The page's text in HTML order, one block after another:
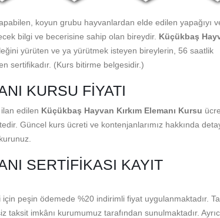
koyun grubu hayvanlardan elde edilen yapağıyı
bilgi ve becerisine sahip olan bireydir. Küçükbaş
yürüten ve ya yürütmek isteyen bireylerin, 56 saatlik
sertifikadır. (Kurs bitirme belgesidir.)
KURSU FIYATI
edilen Küçükbaş Hayvan Kırkım Elemanı Kursu
Güncel kurs ücreti ve kontenjanlarımız hakkında
SERTIFIKASI KAYIT
peşin ödemede %20 indirimli fiyat uygulanmaktadır.
imkânı kurumumuz tarafından sunulmaktadır.